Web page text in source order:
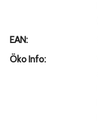
EAN:
Öko Info: